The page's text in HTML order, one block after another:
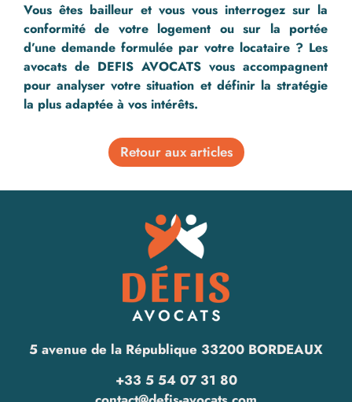
Vous êtes bailleur et vous vous interrogez sur la
conformité de votre logement ou sur la portée
d’une demande formulée par votre locataire ? Les
avocats de DEFIS AVOCATS vous accompagnent
pour analyser votre situation et définir la stratégie
la plus adaptée à vos intérêts.
Retour aux articles
5 avenue de la République 33200 BORDEAUX
+33 5 54 07 31 80